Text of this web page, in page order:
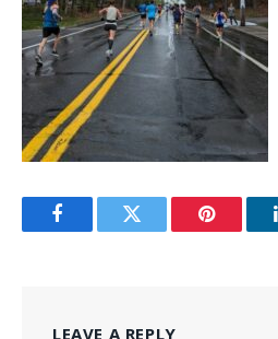
FacebookTwitter Pinterest
LEAVE A REPLY